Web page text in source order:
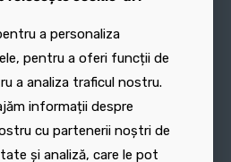
în coș
a personaliza
pentru a oferi funcții de
a analiza traficul nostru.
informații despre
cu partenerii noștri de
și analiză, care le pot
a personaliza
pentru a oferi funcții de
a analiza traficul nostru.
informații despre
cu partenerii noștri de
și analiză, care le pot